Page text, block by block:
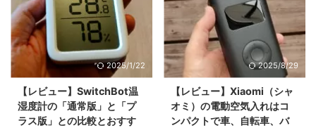
2025/1/22
【レビュー】SwitchBot温
湿度計の「通常版」と「プ
ラス版」との比較とおすす
2025/8/29
【レビュー】Xiaomi（シャ
オミ）の電動空気入れはコ
ンパクトで車、自転車、バ